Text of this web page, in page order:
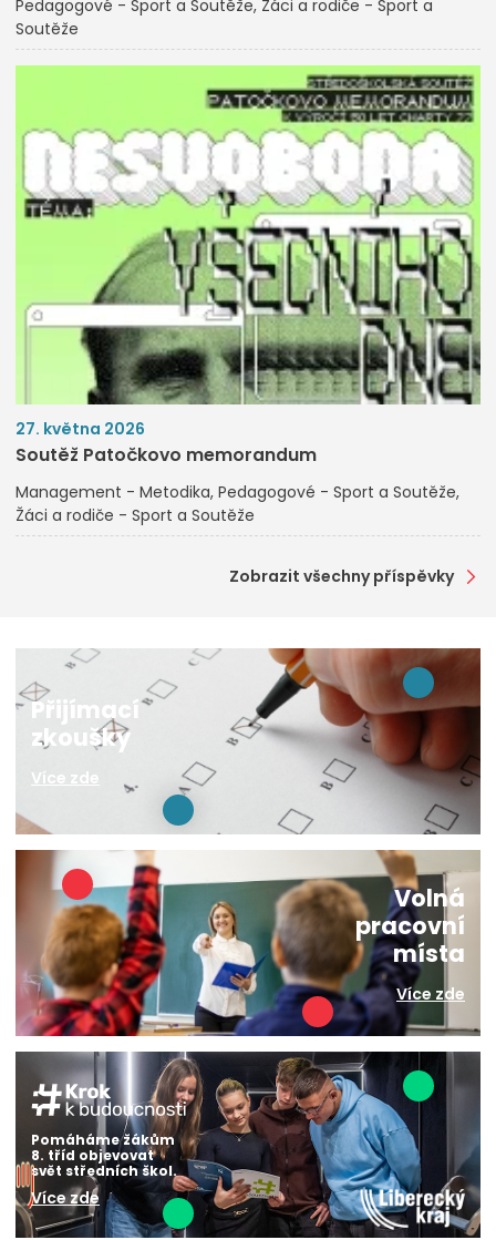
Pedagogové - Sport a Soutěže Žáci a rodiče - Sport a
Soutěže
27. května 2026
Soutěž Patočkovo memorandum
Management - Metodika Pedagogové - Sport a Soutěže
Žáci a rodiče - Sport a Soutěže
Zobrazit všechny příspěvky
Přijímací
zkoušky
Více zde
Volná
pracovní
místa
Více zde
Pomáháme žákům
8. tříd objevovat
svět středních škol.
Více zde